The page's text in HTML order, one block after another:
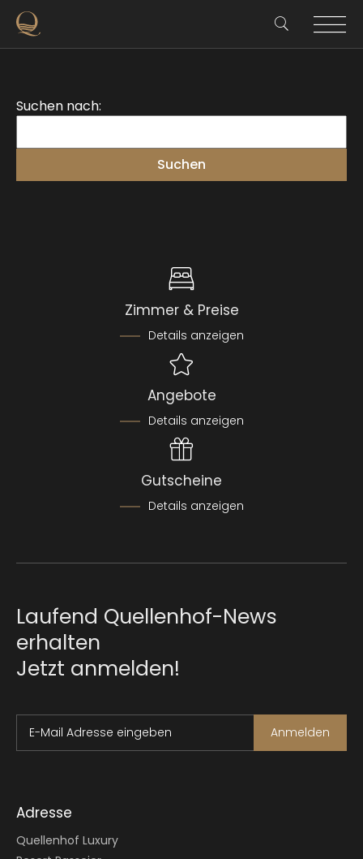
Suchen nach:
Zimmer & Preise
Details anzeigen
Angebote
Details anzeigen
Gutscheine
Details anzeigen
Laufend Quellenhof-News
erhalten
Jetzt anmelden!
E-Mail Adresse eingeben Anmelden
Adresse
Quellenhof Luxury